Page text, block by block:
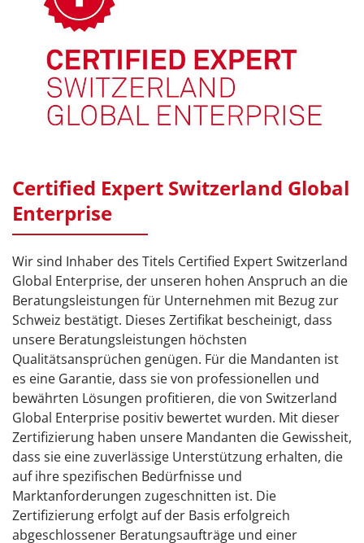
Certified Expert Switzerland Global
Enterprise
Wir sind Inhaber des Titels Certified Expert Switzerland
Global Enterprise, der unseren hohen Anspruch an die
Beratungsleistungen für Unternehmen mit Bezug zur
Schweiz bestätigt. Dieses Zertifikat bescheinigt, dass
unsere Beratungsleistungen höchsten
Qualitätsansprüchen genügen. Für die Mandanten ist
es eine Garantie, dass sie von professionellen und
bewährten Lösungen profitieren, die von Switzerland
Global Enterprise positiv bewertet wurden. Mit dieser
Zertifizierung haben unsere Mandanten die Gewissheit,
dass sie eine zuverlässige Unterstützung erhalten, die
auf ihre spezifischen Bedürfnisse und
Marktanforderungen zugeschnitten ist. Die
Zertifizierung erfolgt auf der Basis erfolgreich
abgeschlossener Beratungsaufträge und einer